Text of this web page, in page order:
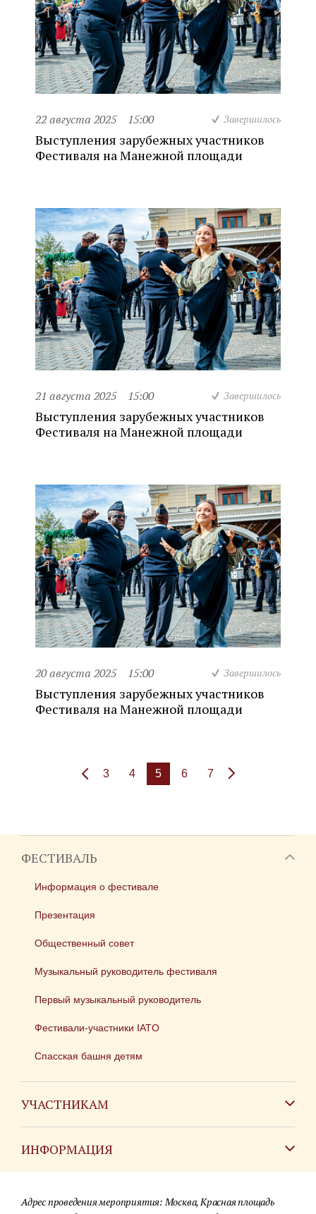
22 августа 2025 15:00 Завершилось
Выступления зарубежных участников
Фестиваля на Манежной площади
21 августа 2025 15:00 Завершилось
Выступления зарубежных участников
Фестиваля на Манежной площади
20 августа 2025 15:00 Завершилось
Выступления зарубежных участников
Фестиваля на Манежной площади
3 4 5 6 7
ФЕСТИВАЛЬ
Информация о фестивале
Презентация
Общественный совет
Музыкальный руководитель фестиваля
Первый музыкальный руководитель
Фестивали-участники IATO
Спасская башня детям
УЧАСТНИКАМ
ИНФОРМАЦИЯ
Для СМИ
Адрес проведения мероприятия: Москва, Красная площадь